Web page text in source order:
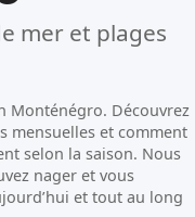
mer et plages
Monténégro. Découvrez
mensuelles et comment
selon la saison. Nous
nager et vous
et tout au long